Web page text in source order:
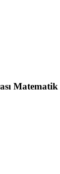
Matematik